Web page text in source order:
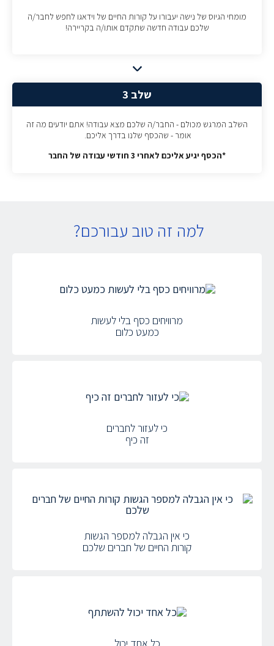
מומחי הגיוס של נישה יעבורו על קורות החיים של וידאגו לחפש לחבר/ה
שלכם עבודה חדשה שתקדם אותו/ה בקריירה!
שלב 3
השלב המרגש מכולם - החבר/ה שלכם מצא עבודה! אתם יודעים מה זה
אומר - שהכסף שלנו בדרך אליכם.
*הכסף יגיע אליכם לאחרי 3 חודשי עבודה של החבר
למה זה טוב עבורכם?
מרוויחים כסף בלי לעשות
כמעט כלום
כי לעזור לחברים
זה כיף
כי אין הגבלה למספר הגשות
קורות החיים של חברים שלכם